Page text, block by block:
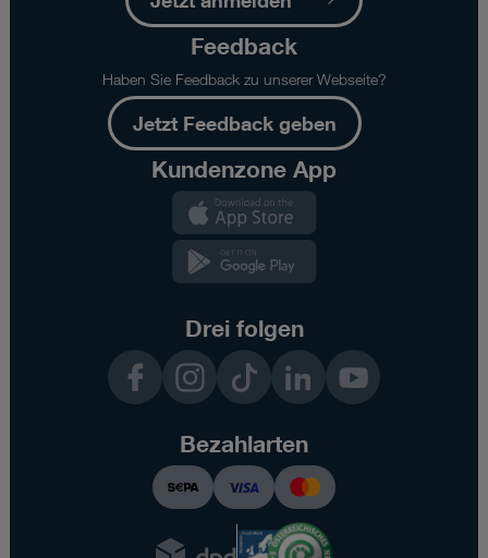
Feedback
Haben Sie Feedback zu unserer Webseite?
Jetzt Feedback geben
Kundenzone App
Drei folgen
InstagramTikTok LinkedIn YouTube
Bezahlarten